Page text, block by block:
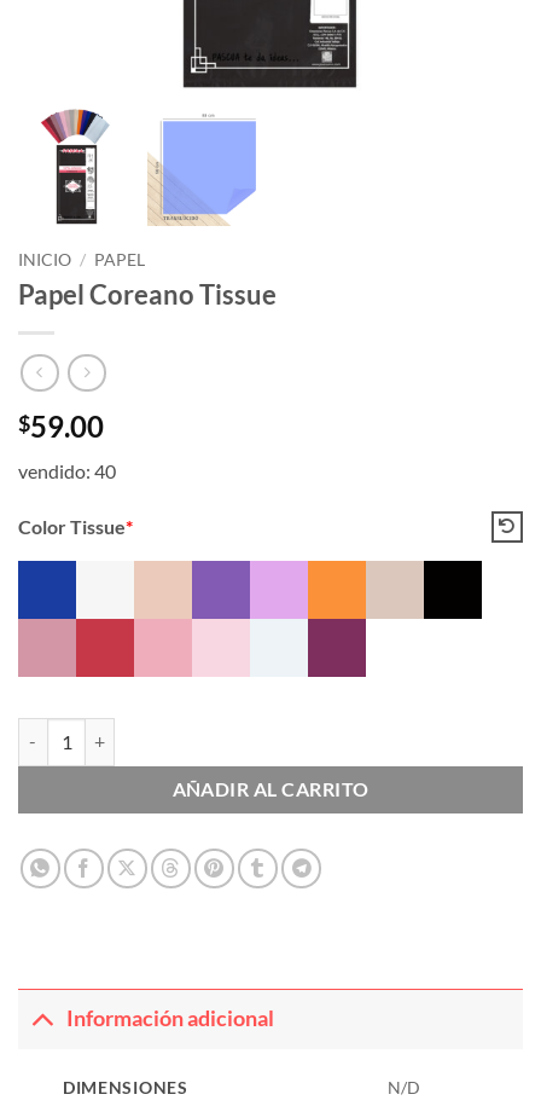
INICIO / PAPEL
Papel Coreano Tissue
$59.00
vendido: 40
*
Color Tissue
AÑADIR AL CARRITO
Información adicional
DIMENSIONES N/D